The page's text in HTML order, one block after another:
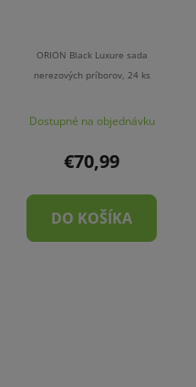
ORION Black Luxure sada
nerezových príborov, 24 ks
Dostupné na objednávku
€70,99
DO KOŠÍKA